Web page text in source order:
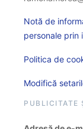
Notă de
personale prin
Politica de
Modifică
PUBLICITATE